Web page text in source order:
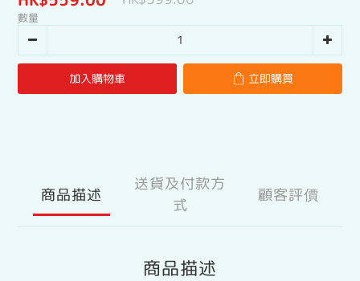
數量
加入購物車 立即購買
商品描述
送貨及付款方
式
顧客評價
商品描述